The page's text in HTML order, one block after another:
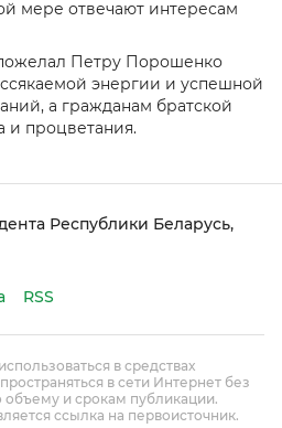
мере отвечают интересам
Петру Порошенко
энергии и успешной
а гражданам братской
и процветания.
Республики Беларусь,
RSS
в средствах
в сети Интернет без
объему и срокам публикации.
ссылка на первоисточник.